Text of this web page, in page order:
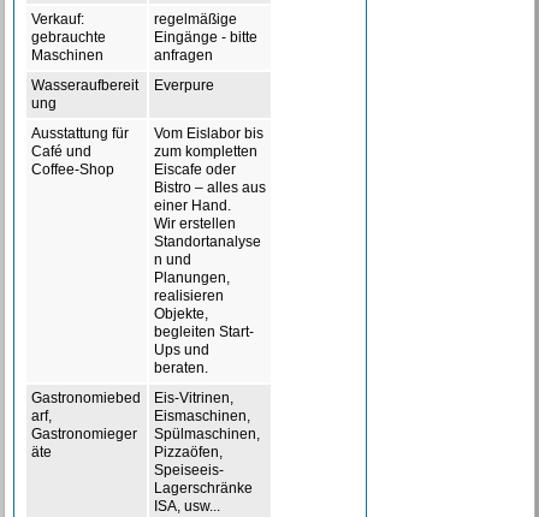
Verkauf:
gebrauchte
Maschinen
regelmäßige
Eingänge - bitte
anfragen
Wasseraufbereit
ung
Everpure
Ausstattung für
Café und
Coffee-Shop
Vom Eislabor bis
zum kompletten
Eiscafe oder
Bistro – alles aus
einer Hand.
Wir erstellen
Standortanalyse
n und
Planungen,
realisieren
Objekte,
begleiten Start-
Ups und
beraten.
Gastronomiebed
arf,
Gastronomieger
äte
Eis-Vitrinen,
Eismaschinen,
Spülmaschinen,
Pizzaöfen,
Speiseeis-
Lagerschränke
ISA, usw...